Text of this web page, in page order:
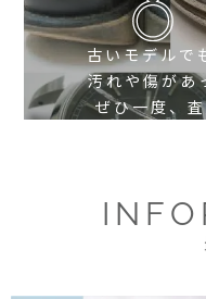
古いモデルで
汚れや傷があ
ぜひ一度、